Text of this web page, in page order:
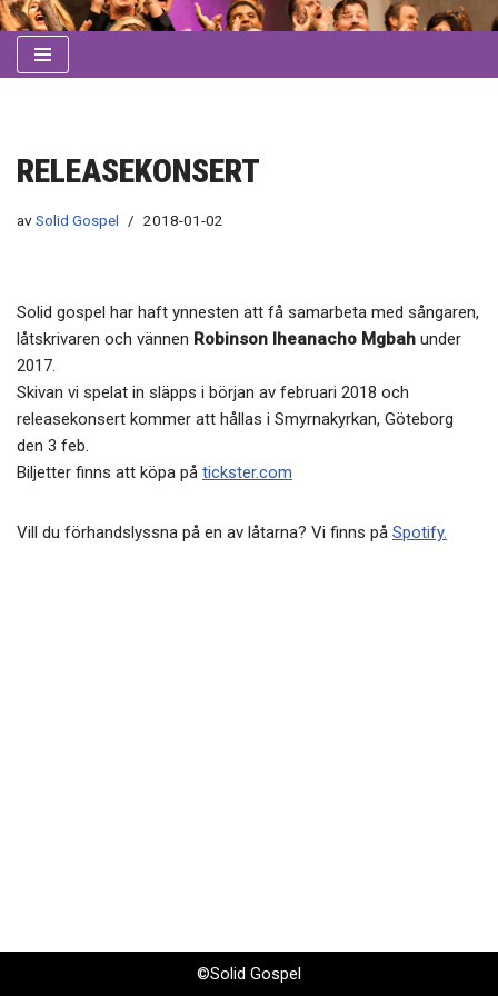
Hoppa
RELEASEKONSERT
avSolid Gospel 2018-01-02
Solid gospel har haft ynnesten att få samarbeta med sångaren,
låtskrivaren och vännen Robinson Iheanacho Mgbah under
2017.
Skivan vi spelat in släpps i början av februari 2018 och
releasekonsert kommer att hållas i Smyrnakyrkan, Göteborg
den 3 feb.
Biljetter finns att köpa på tickster.com
Vill du förhandslyssna på en av låtarna? Vi finns på Spotify.
©Solid Gospel